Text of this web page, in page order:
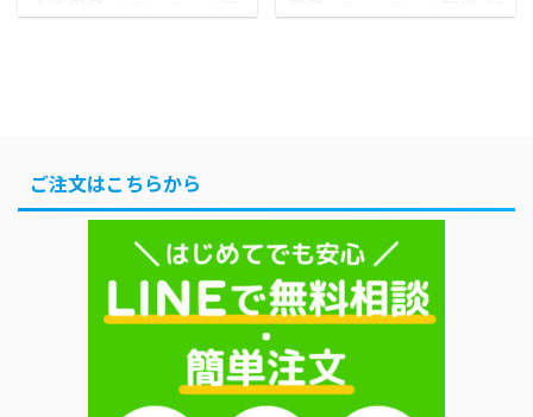
色数 3色 赤・青・オレ
ンジ 納品まで ご注文後
タオルツクール営業日の
11日後に納品 補足 イメ
ージ画像を基にデザイン
を製作 フェイスタオル製
作事例 日本体育大学男子
ソフトボール部様のオリ
ジナルフェイスタオルの
で ご注文から9日後に納
品 補足 いただいたデザ
インデータを元に製作 マ
フラータオル製作事例 早
渕中学校男子バレー部オ
リジナルマフラータオル
の製作事例になります。
デザイン確定までの流れ
ご注文はこちらから